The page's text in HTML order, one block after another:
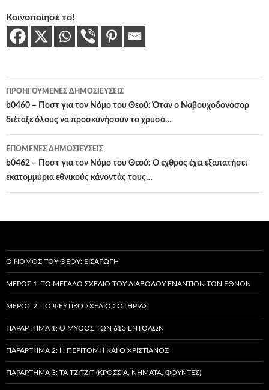
Κοινοποίησέ το!
Πλοήγηση
άρθρων
ΠΡΟΗΓΟΎΜΕΝΕΣ ΔΗΜΟΣΙΕΎΣΕΙΣ
b0460 – Ποστ για τον Νόμο του Θεού: Όταν ο Ναβουχοδονόσορ
διέταξε όλους να προσκυνήσουν το χρυσό…
ΕΠΌΜΕΝΕΣ ΔΗΜΟΣΙΕΎΣΕΙΣ
b0462 – Ποστ για τον Νόμο του Θεού: Ο εχθρός έχει εξαπατήσει
εκατομμύρια εθνικούς κάνοντάς τους…
Ο ΝΌΜΟΣ ΤΟΥ ΘΕΟΎ: ΕΙΣΑΓΩΓΉ
ΜΈΡΟΣ 1: ΤΟ ΜΕΓΆΛΟ ΣΧΈΔΙΟ ΤΟΥ ΔΙΑΒΌΛΟΥ ΕΝΑΝΤΊΟΝ ΤΩΝ ΕΘΝΏΝ
ΜΈΡΟΣ 2: ΤΟ ΨΕΎΤΙΚΟ ΣΧΈΔΙΟ ΣΩΤΗΡΊΑΣ
ΠΑΡΆΡΤΗΜΑ 1: Ο ΜΎΘΟΣ ΤΩΝ 613 ΕΝΤΟΛΏΝ
ΠΑΡΆΡΤΗΜΑ 2: Η ΠΕΡΙΤΟΜΉ ΚΑΙ Ο ΧΡΙΣΤΙΑΝΌΣ
ΠΑΡΆΡΤΗΜΑ 3: ΤΑ TZITZIT (ΚΡΌΣΣΙΑ, ΝΉΜΑΤΑ, ΦΟΎΝΤΕΣ)